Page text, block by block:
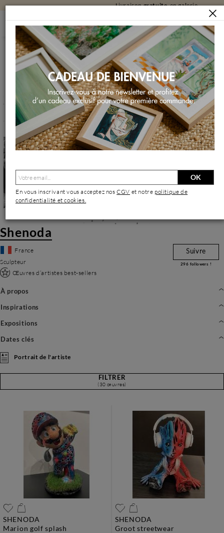
Livraisongratuiteen galerie
ARTISTES SHENODA
Shenoda | Artiste Contemporain : Oeuvres & Biographie
Shenoda
France
Sculpteur
Œuvres d’artistes best-sellers
Suivre
296 followers !
À propos
Inspirations
Expositions
Dates clés
Portrait de l'artiste
FILTRER
(30 œuvres)
SHENODA
marion golf splash
SHENODA
groot streetwear
OK
En vous inscrivant vous acceptez nosCGV et notre politique de
confidentialité et cookies.